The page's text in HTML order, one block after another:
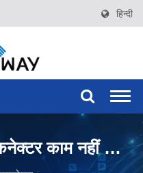
हिन्दी
काम नहीं कर